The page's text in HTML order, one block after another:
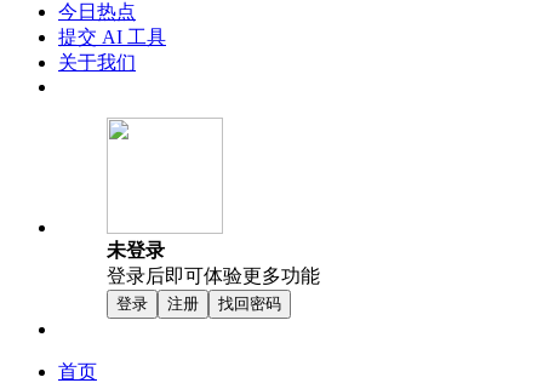
今日热点
提交 AI 工具
关于我们
未登录
登录后即可体验更多功能
登录 注册 找回密码
首页